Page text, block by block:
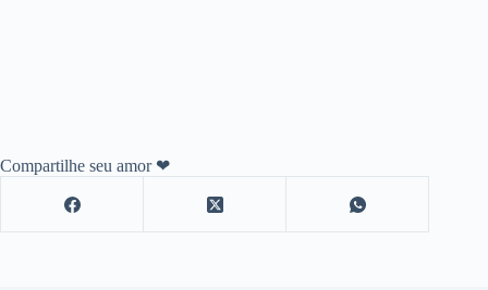
Compartilhe seu amor ❤